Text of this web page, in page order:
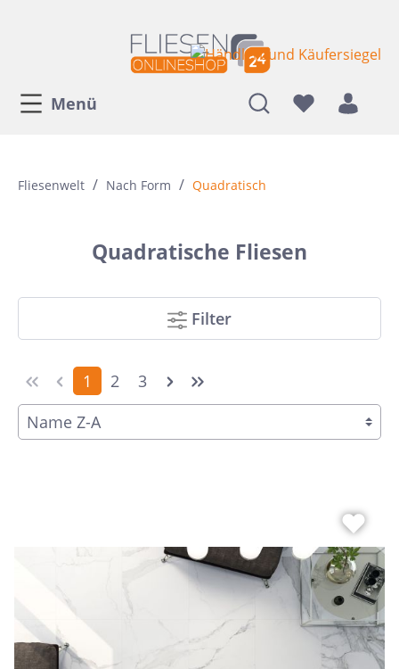
Menü
Fliesenwelt / Nach Form / Quadratisch
Quadratische Fliesen
Filter
1 2 3